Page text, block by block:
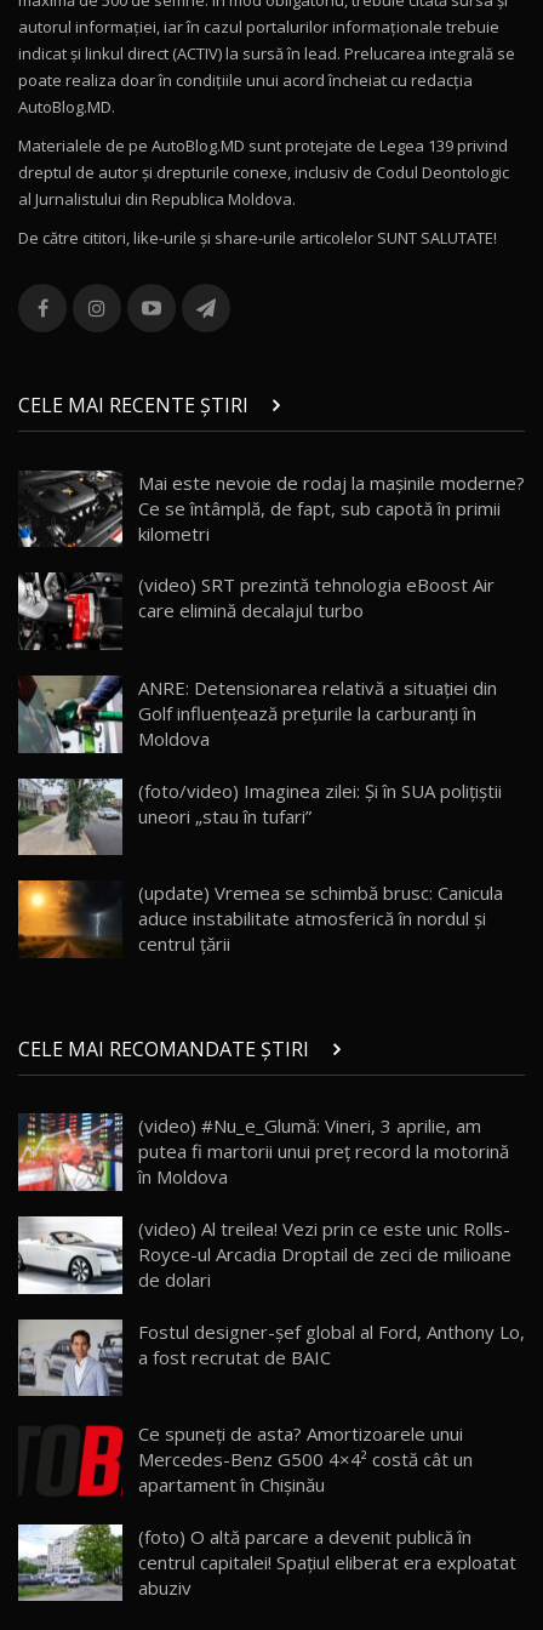
Drive AutoBlog.MD
16:27
11
Noul Volvo ES90 / Test Drive AutoBlog.MD
12
Noul MG HS / Test Drive AutoBlog.MD
16:48
13
combină aventura cu luxul / AutoBlog.MD
36:08
chinez care face lumea să se întoarcă după el
/ AutoBlog.MD
17:27
15 14:37
16
AutoBlogMD
13:10
17 20:06
Va fi modelul nr.1 BYD în Moldova? BYD Seal U
30:08
AutoBlog.MD
23:36
20
Noul ZEEKR 7X / Test Drive AutoBlog.MD
29:08
21
AutoBlog.MD
16:59
22
Noua Mazda 6e / Test Drive AutoBlog.MD
26:59
23
Lynk & Co 01 / Test Drive AutoBlog.MD
25:19
Van Electric Testat în Moldova / AutoBlog.MD
26:38
mai Exclusiv și Puternic Defender Testat în
Moldova
32:21
26
AutoBlog.MD
10:57
autorul informației, iar în cazul portalurilor informaționale trebuie
indicat și linkul direct (ACTIV) la sursă în lead. Prelucarea integrală se
poate realiza doar în condițiile unui acord încheiat cu redacţia
AutoBlog.MD.
Materialele de pe AutoBlog.MD sunt protejate de Legea 139 privind
dreptul de autor și drepturile conexe, inclusiv de Codul Deontologic
al Jurnalistului din Republica Moldova.
De către cititori, like-urile şi share-urile articolelor SUNT SALUTATE!
CELE MAI RECENTE ȘTIRI
Mai este nevoie de rodaj la mașinile moderne?
Ce se întâmplă, de fapt, sub capotă în primii
kilometri
(video) SRT prezintă tehnologia eBoost Air
care elimină decalajul turbo
ANRE: Detensionarea relativă a situației din
Golf influențează prețurile la carburanți în
Moldova
(foto/video) Imaginea zilei: Și în SUA polițiștii
uneori „stau în tufari”
(update) Vremea se schimbă brusc: Canicula
aduce instabilitate atmosferică în nordul și
centrul țării
CELE MAI RECOMANDATE ȘTIRI
(video) #Nu_e_Glumă: Vineri, 3 aprilie, am
putea fi martorii unui preț record la motorină
în Moldova
(video) Al treilea! Vezi prin ce este unic Rolls-
Royce-ul Arcadia Droptail de zeci de milioane
de dolari
Fostul designer-șef global al Ford, Anthony Lo,
a fost recrutat de BAIC
Ce spuneți de asta? Amortizoarele unui
Mercedes-Benz G500 4×4² costă cât un
apartament în Chișinău
(foto) O altă parcare a devenit publică în
centrul capitalei! Spaţiul eliberat era exploatat
abuziv